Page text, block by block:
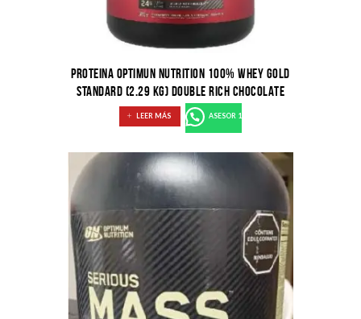
PROTEINA OPTIMUN NUTRITION 100% WHEY GOLD
STANDARD (2.29 KG) DOUBLE RICH CHOCOLATE
LEER MÁS ASESOR 1